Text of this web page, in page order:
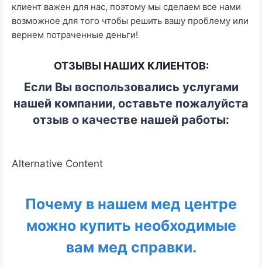
У
Ю
Р
А
У
С
Т
клиент важен для нас, поэтому мы сделаем все нами
возможное для того чтобы решить вашу проблему или
вернем потраченные деньги!
ОТЗЫВЫ НАШИХ КЛИЕНТОВ:
Если Вы воспользовались услугами
нашей компании, оставьте пожалуйста
отзыв о качестве нашей работы:
Alternative Content
Почему в нашем мед центре
можно купить необходимые
вам мед справки.